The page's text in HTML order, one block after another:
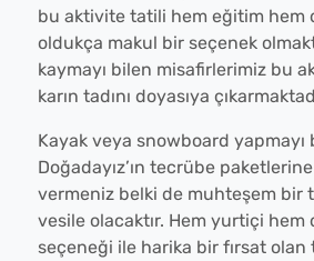
bu aktivite tatili hem eğitim hem
oldukça makul bir seçenek
kaymayı bilen misafirlerimiz bu
karın tadını doyasıya
Kayak veya snowboard yapmayı
Doğadayız’ın tecrübe
vermeniz belki de muhteşem bir
vesile olacaktır. Hem yurtiçi hem
seçeneği ile harika bir fırsat